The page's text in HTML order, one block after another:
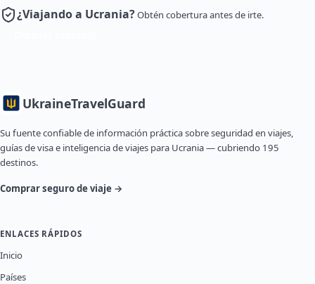
¿Viajando a Ucrania?Obtén cobertura antes de irte.
UkraineTravelGuard
Su fuente confiable de información práctica sobre seguridad en viajes,
guías de visa e inteligencia de viajes para Ucrania — cubriendo 195
destinos.
Comprar seguro de viaje →
ENLACES RÁPIDOS
Inicio
Países